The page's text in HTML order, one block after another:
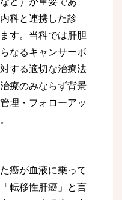
科と連携した診
す。当科では肝胆
なるキャンサーボ
する適切な治療法
療のみならず背景
理・フォローアッ
癌が血液に乗って
転移性肝癌」と言